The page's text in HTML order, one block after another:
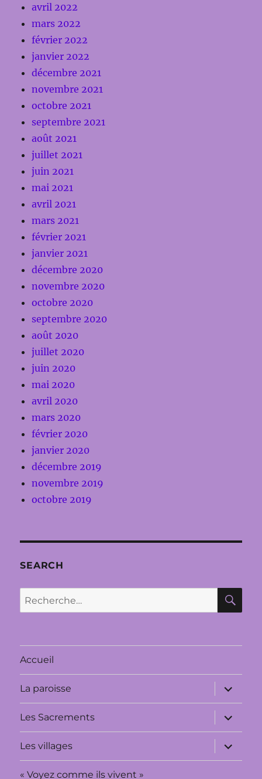
avril 2022
mars 2022
février 2022
janvier 2022
décembre 2021
novembre 2021
octobre 2021
septembre 2021
août 2021
juillet 2021
juin 2021
mai 2021
avril 2021
mars 2021
février 2021
janvier 2021
décembre 2020
novembre 2020
octobre 2020
septembre 2020
août 2020
juillet 2020
juin 2020
mai 2020
avril 2020
mars 2020
février 2020
janvier 2020
décembre 2019
novembre 2019
octobre 2019
SEARCH
Recherche
pour :
Accueil
La paroisse
ouvrir
le
sous-
menu
Les Sacrements
ouvrir
le
sous-
menu
Les villages
ouvrir
le
sous-
« Voyez comme ils vivent »